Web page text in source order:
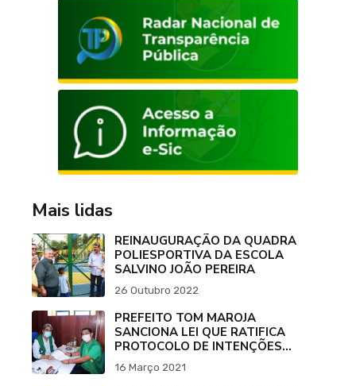
Mais lidas
REINAUGURAÇÃO DA QUADRA
POLIESPORTIVA DA ESCOLA
SALVINO JOÃO PEREIRA
26 Outubro 2022
PREFEITO TOM MAROJA
SANCIONA LEI QUE RATIFICA
PROTOCOLO DE INTENÇÕES
PARA COMPRA DE VACINA
CONTRA O COVID-19.
16 Março 2021